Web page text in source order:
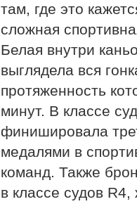
там, где это
сложная
Белая внутри
выглядела вся
протяженность
минут. В классе
финишировала
медалями в
команд. Также
в классе судов